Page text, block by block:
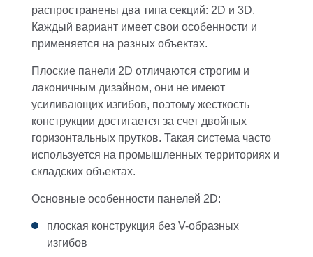
распространены два типа секций: 2D и 3D.
Каждый вариант имеет свои особенности и
применяется на разных объектах.
Плоские панели 2D отличаются строгим и
лаконичным дизайном, они не имеют
усиливающих изгибов, поэтому жесткость
конструкции достигается за счет двойных
горизонтальных прутков. Такая система часто
используется на промышленных территориях и
складских объектах.
Основные особенности панелей 2D:
плоская конструкция без V-образных
изгибов